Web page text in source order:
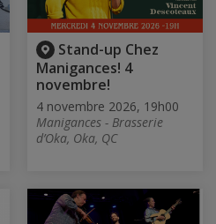
Stand-up Chez
Manigances! 4
novembre!
4 novembre 2026, 19h00
Manigances - Brasserie
d’Oka, Oka, QC